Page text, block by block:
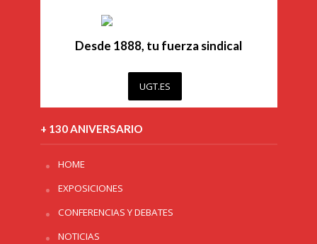
Desde 1888, tu fuerza sindical
UGT.ES
+ 130 ANIVERSARIO
HOME
EXPOSICIONES
CONFERENCIAS Y DEBATES
NOTICIAS